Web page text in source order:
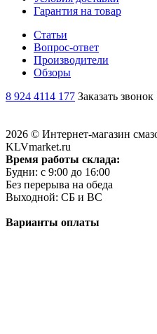
Гарантия на товар
Статьи
Вопрос-ответ
Производители
Обзоры
8 924 4114 177 Заказать звонок
2026 © Интернет-магазин
KLVmarket.ru
Время работы склада:
Будни: c 9:00 до 16:00
Без перерыва на обеда
Выходной: СБ и ВС
Варианты оплаты